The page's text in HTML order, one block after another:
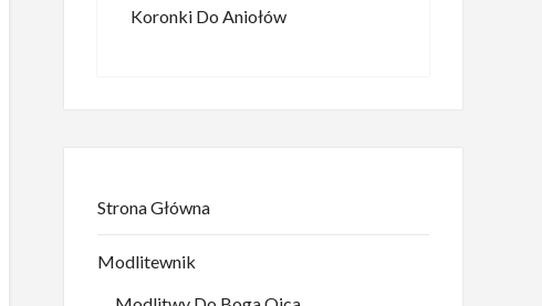
Koronki Do Aniołów
Strona Główna
Modlitewnik